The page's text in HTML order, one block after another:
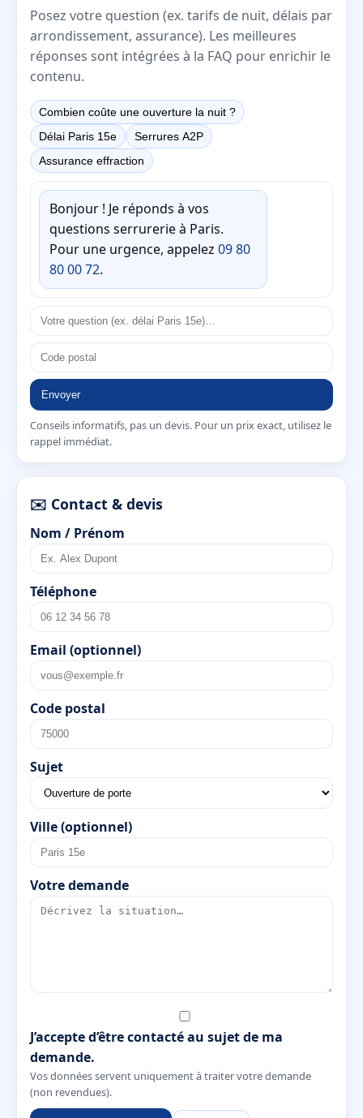
Posez votre question (ex. tarifs de nuit, délais par
arrondissement, assurance). Les meilleures
réponses sont intégrées à la FAQ pour enrichir le
contenu.
Combien coûte une ouverture la nuit ?
Délai Paris 15e
Serrures A2P
Assurance effraction
Bonjour ! Je réponds à vos
questions serrurerie à Paris.
Pour une urgence, appelez 09 80
80 00 72.
Envoyer
Conseils informatifs, pas un devis. Pour un prix exact, utilisez le
rappel immédiat.
✉️ Contact & devis
Nom / Prénom
Téléphone
Email (optionnel)
Code postal
Sujet
Ville (optionnel)
Votre demande
J’accepte d’être contacté au sujet de ma
demande.
Vos données servent uniquement à traiter votre demande
(non revendues).